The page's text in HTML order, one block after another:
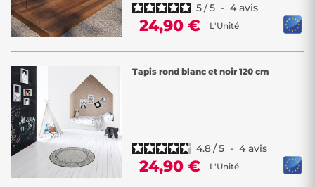
5/5 - 4 avis
24,90 € L'Unité
Tapis rond blanc et noir 120 cm
4.8/5 - 4 avis
24,90 € L'Unité